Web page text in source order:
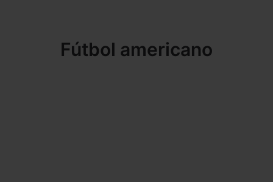
Fútbol americano